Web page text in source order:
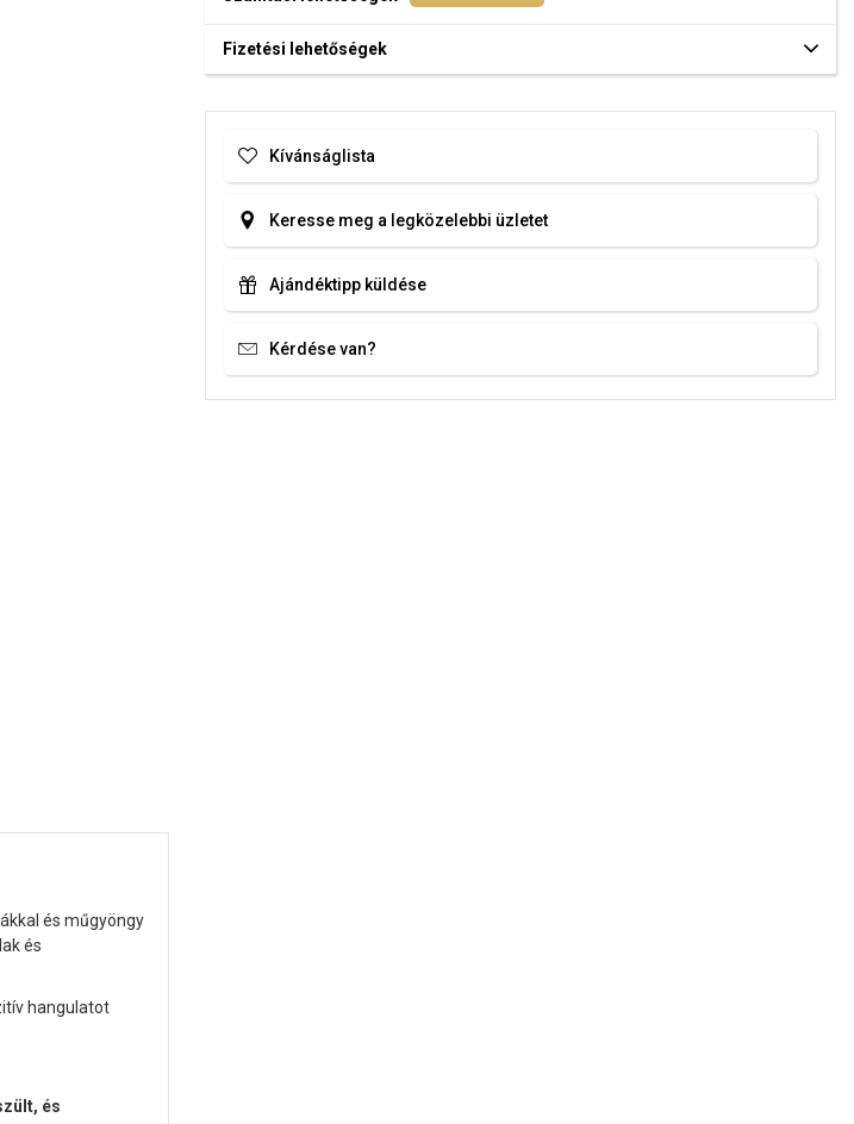
és műgyöngy
és
hangulatot
és
Fizetési lehetőségek
Kívánságlista
Keresse meg a legközelebbi üzletet
Ajándéktipp küldése
Kérdése van?